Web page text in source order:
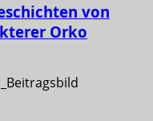
von
Orko